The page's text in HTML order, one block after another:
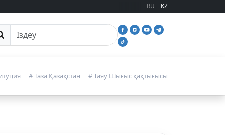
RU KZ
іздеу
# Таза Қазақстан # Таяу Шығыс қақтығысы